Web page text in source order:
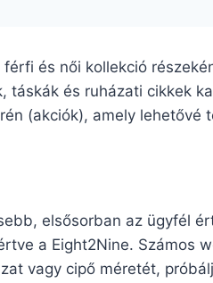
és női kollekció
táskák és ruházati cikkek
(akciók), amely lehetővé
elsősorban az ügyfél
a Eight2Nine. Számos
vagy cipő méretét,